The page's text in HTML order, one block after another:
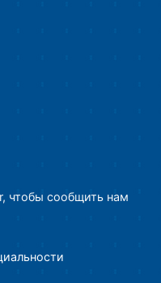
чтобы сообщить нам